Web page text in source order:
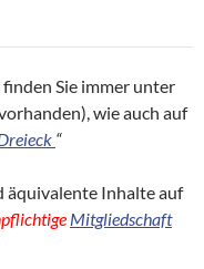
finden Sie immer unter
wie auch auf
“
äquivalente Inhalte auf
Mitgliedschaft